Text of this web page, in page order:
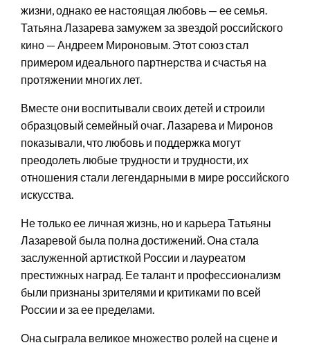
жизни, однако ее настоящая любовь — ее семья.
Татьяна Лазарева замужем за звездой российского
кино — Андреем Мироновым. Этот союз стал
примером идеального партнерства и счастья на
протяжении многих лет.
Вместе они воспитывали своих детей и строили
образцовый семейный очаг. Лазарева и Миронов
показывали, что любовь и поддержка могут
преодолеть любые трудности и трудности, их
отношения стали легендарными в мире российского
искусства.
Не только ее личная жизнь, но и карьера Татьяны
Лазаревой была полна достижений. Она стала
заслуженной артисткой России и лауреатом
престижных наград. Ее талант и профессионализм
были признаны зрителями и критиками по всей
России и за ее пределами.
Она сыграла великое множество ролей на сцене и